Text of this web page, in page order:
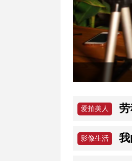
爱拍美人
影像生活 我